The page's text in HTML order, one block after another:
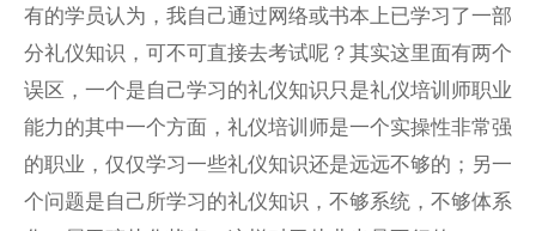
有的学员认为，我自己通过网络或书本上已学习了一部
分礼仪知识，可不可直接去考试呢？其实这里面有两个
误区，一个是自己学习的礼仪知识只是礼仪培训师职业
能力的其中一个方面，礼仪培训师是一个实操性非常强
的职业，仅仅学习一些礼仪知识还是远远不够的；另一
个问题是自己所学习的礼仪知识，不够系统，不够体系